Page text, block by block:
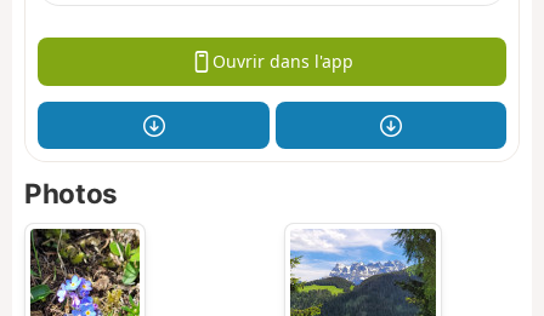
Ouvrir dans l'app
Photos